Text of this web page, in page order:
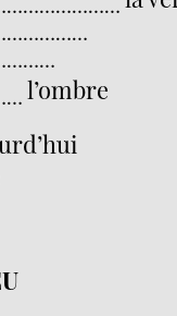
l’ombre